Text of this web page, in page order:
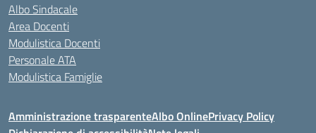
Albo Sindacale
Area Docenti
Modulistica Docenti
Personale ATA
Modulistica Famiglie
Amministrazione trasparenteAlbo OnlinePrivacy Policy